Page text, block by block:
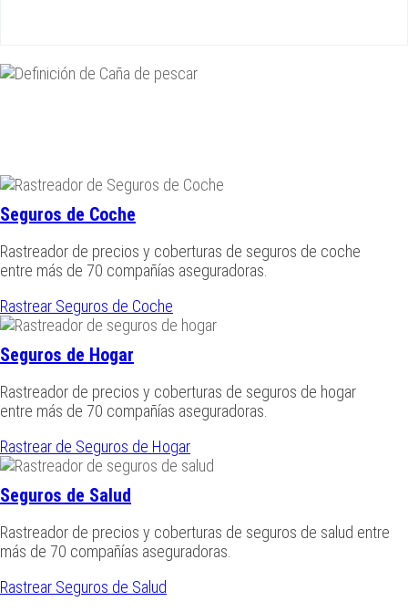
Seguros de Coche
Rastreador de precios y coberturas de seguros de coche
entre más de 70 compañías aseguradoras.
Rastrear Seguros de Coche
Seguros de Hogar
Rastreador de precios y coberturas de seguros de hogar
entre más de 70 compañías aseguradoras.
Rastrear de Seguros de Hogar
Seguros de Salud
Rastreador de precios y coberturas de seguros de salud entre
más de 70 compañías aseguradoras.
Rastrear Seguros de Salud